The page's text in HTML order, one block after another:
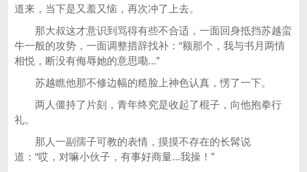
道来，当下是又羞又恼，再次冲了上去。
那大叔这才意识到骂得有些不合适，一面回身抵挡苏越蛮
牛一般的攻势，一面调整措辞找补：“额那个，我与书月两情
相悦，断没有侮辱她的意思嘞...”
苏越瞧他那不修边幅的糙脸上神色认真，愣了一下。
两人僵持了片刻，青年终究是收起了棍子，向他抱拳行
礼。
那人一副孺子可教的表情，摸摸不存在的长髯说
道：“哎，对嘛小伙子，有事好商量...我操！”